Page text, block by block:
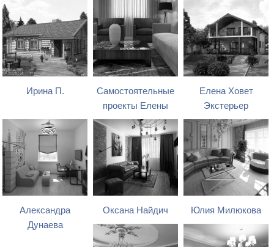
Ирина П.
Самостоятельные
проекты Елены
Елена Ховет
Экстерьер
Александра
Дунаева
Оксана Найдич Юлия Милюкова